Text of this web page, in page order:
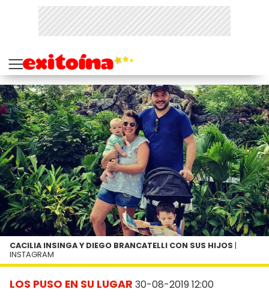
LOS PUSO EN SU LUGAR 30-08-2019 12:00
CACILIA INSINGA Y DIEGO BRANCATELLI CON SUS HIJOS |
INSTAGRAM